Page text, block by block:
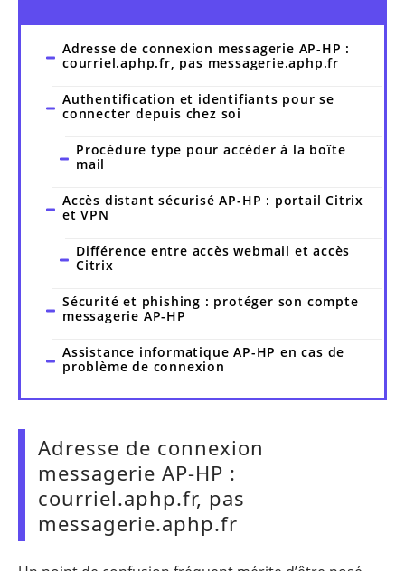
Adresse de connexion messagerie AP-HP :
courriel.aphp.fr, pas messagerie.aphp.fr
Authentification et identifiants pour se
connecter depuis chez soi
Procédure type pour accéder à la boîte
mail
Accès distant sécurisé AP-HP : portail Citrix
et VPN
Différence entre accès webmail et accès
Citrix
Sécurité et phishing : protéger son compte
messagerie AP-HP
Assistance informatique AP-HP en cas de
problème de connexion
Adresse de connexion
messagerie AP-HP :
courriel.aphp.fr, pas
messagerie.aphp.fr